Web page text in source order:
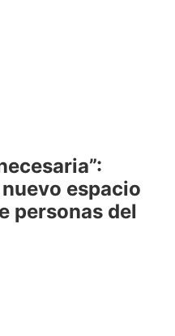
espacio
personas del